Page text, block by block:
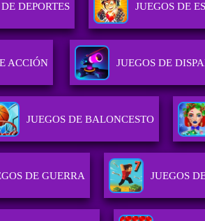
DEPORTES JUEGOS DE
ACCIÓN JUEGOS DE
JUEGOS DE BALONCESTO
DE GUERRA JUEGOS